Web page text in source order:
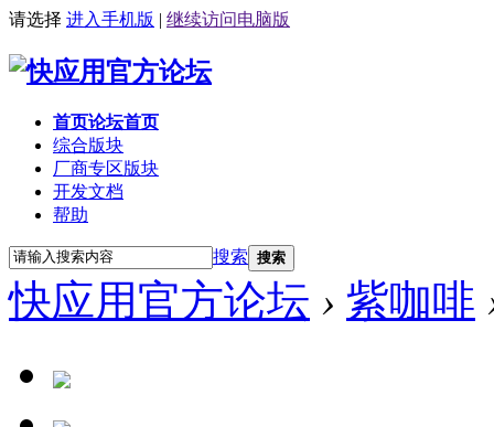
请选择 进入手机版 | 继续访问电脑版
首页论坛首页
综合版块
厂商专区版块
开发文档
帮助
搜索 搜索
快应用官方论坛 › 紫咖啡